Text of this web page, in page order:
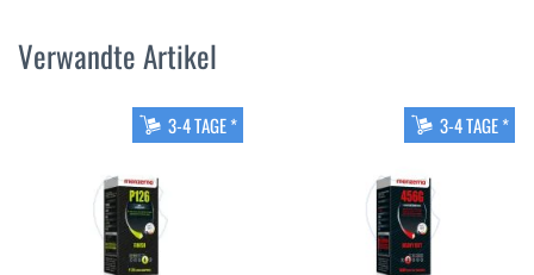
Verwandte Artikel
3-4 TAGE * 3-4 TAGE *